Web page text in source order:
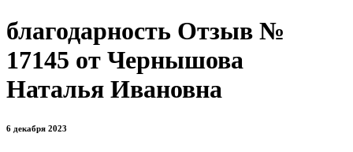
благодарность Отзыв №
17145 от Чернышова
Наталья Ивановна
6 декабря 2023